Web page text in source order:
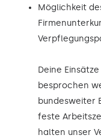
Möglichkeit
Deine
besprochen
bundesweiter
feste
halten unser